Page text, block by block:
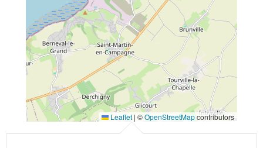
Leaflet | ©OpenStreetMapcontributors